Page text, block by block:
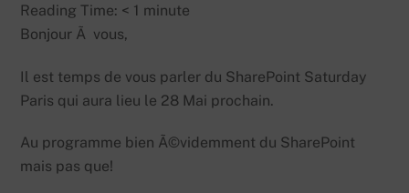
Reading Time: < 1 minute
Bonjour Ã vous,
Il est temps de vous parler du SharePoint Saturday
Paris qui aura lieu le 28 Mai prochain.
Au programme bien Ã©videmment du SharePoint
mais pas que!